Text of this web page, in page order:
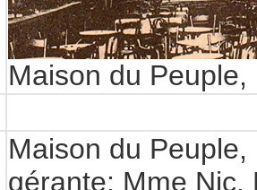
Maison du
Maison du Peuple,
gérante: Mme Nic.